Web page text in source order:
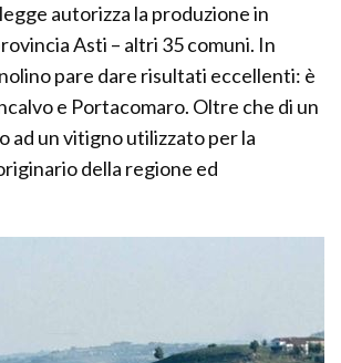
autorizza la produzione in
Asti – altri 35 comuni. In
pare dare risultati eccellenti: è
e Portacomaro. Oltre che di un
ad un vitigno utilizzato per la
della regione ed